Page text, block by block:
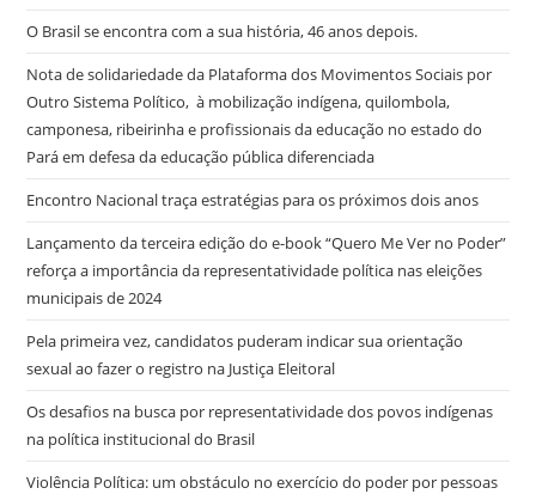
O Brasil se encontra com a sua história, 46 anos depois.
Nota de solidariedade da Plataforma dos Movimentos Sociais por
Outro Sistema Político, à mobilização indígena, quilombola,
camponesa, ribeirinha e profissionais da educação no estado do
Pará em defesa da educação pública diferenciada
Encontro Nacional traça estratégias para os próximos dois anos
Lançamento da terceira edição do e-book “Quero Me Ver no Poder”
reforça a importância da representatividade política nas eleições
municipais de 2024
Pela primeira vez, candidatos puderam indicar sua orientação
sexual ao fazer o registro na Justiça Eleitoral
Os desafios na busca por representatividade dos povos indígenas
na política institucional do Brasil
Violência Política: um obstáculo no exercício do poder por pessoas